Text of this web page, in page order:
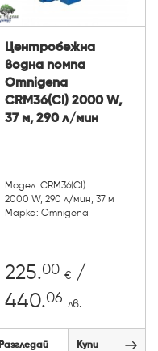
Центробежна
водна помпа
Omnigena
CRM36(CI) 2000 W,
37 м, 290 л/мин
Модел: CRM36(CI)
2000 W, 290 л/мин, 37 м
Марка: Omnigena
225.00 € /
440.06 лв.
Разгледай Купи